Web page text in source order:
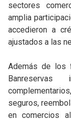
sectores
amplia
accedieron a
ajustados a las
Además de los
seguros,
en comercios